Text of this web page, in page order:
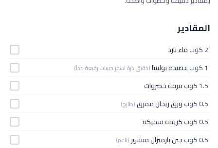
المقادير
2 كوب
ماء بارد
1 كوب
عصيدة بولينتا(دقيق ذرة اسفر حبيبات رفيعة جداً)
1.5 كوب
مرقة خضروات
0.5 كوب
ورق ريحان ممزق(طازج)
0.5 كوب
كريمة سميكة
0.5 كوب
جبن بارميزان مبشور (ناعم)